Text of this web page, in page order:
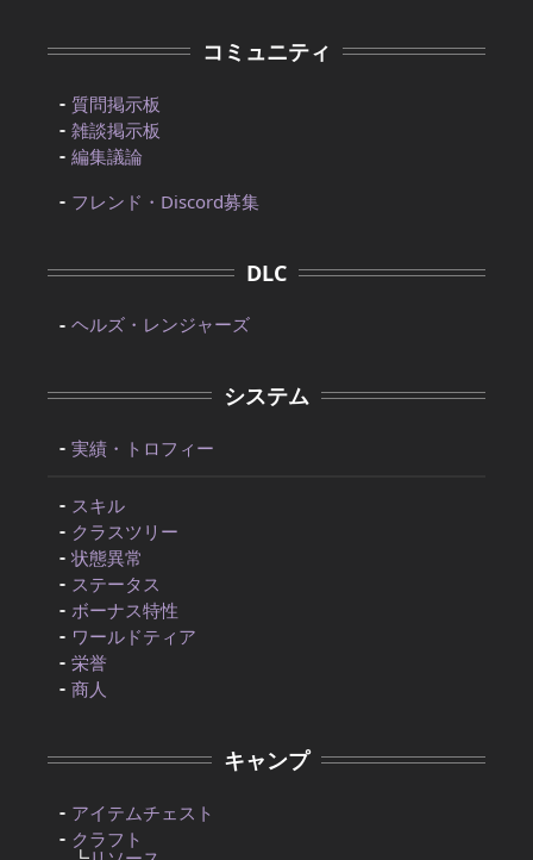
コミュニティ
質問掲示板
雑談掲示板
編集議論
フレンド・Discord募集
DLC
ヘルズ・レンジャーズ
システム
実績・トロフィー
スキル
クラスツリー
状態異常
ステータス
ボーナス特性
ワールドティア
栄誉
商人
キャンプ
アイテムチェスト
クラフト